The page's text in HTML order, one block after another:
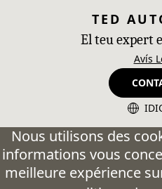
Nous utilisons des
informations vous
meilleure expérience
TED
El teu expert
Avís
CA -
ES -